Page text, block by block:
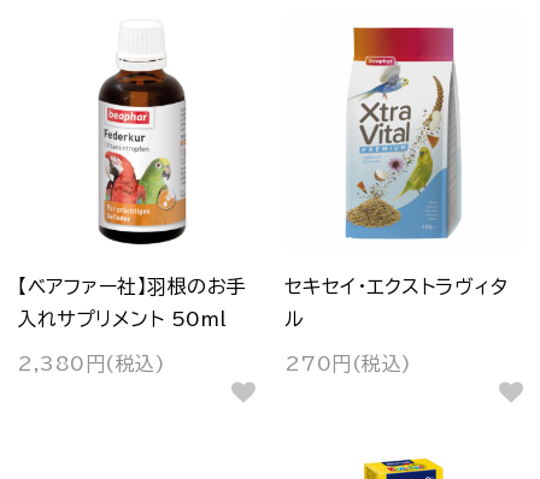
【ベアファー社】羽根のお手
入れサプリメント 50ml
2,380円(税込)
セキセイ・エクストラヴィタ
ル
270円(税込)